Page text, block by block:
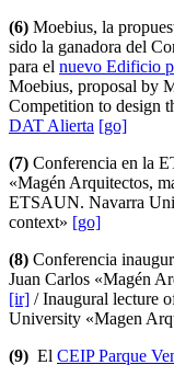
(6) Moebius, la
sido la ganadora del
para el nuevo Edificio
Moebius, proposal by
Competition to design
DAT Alierta [go]
(7) Conferencia en la
«Magén Arquitectos,
ETSAUN. Navarra
context» [go]
(8) Conferencia
Juan Carlos «Magén
[ir] / Inaugural lecture
University «Magen
(9) El CEIP Parque